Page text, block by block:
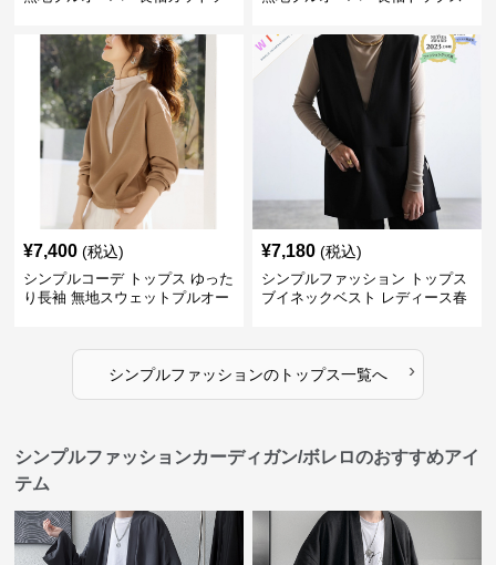
¥7,400 (税込)
シンプルコーデ トップス ゆった
り長袖 無地スウェットプルオー
¥7,180 (税込)
シンプルファッション トップス
ブイネックベスト レディース春
シンプルファッションのトップス一覧へ ›
シンプルファッションカーディガン/ボレロのおすすめアイ
テム